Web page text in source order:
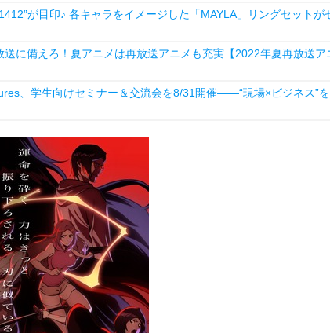
が目印♪ 各キャラをイメージした「MAYLA」リングセットが
送に備えろ！夏アニメは再放送アニメも充実【2022年夏再放送ア
、学生向けセミナー＆交流会を8/31開催――“現場×ビジネス”を